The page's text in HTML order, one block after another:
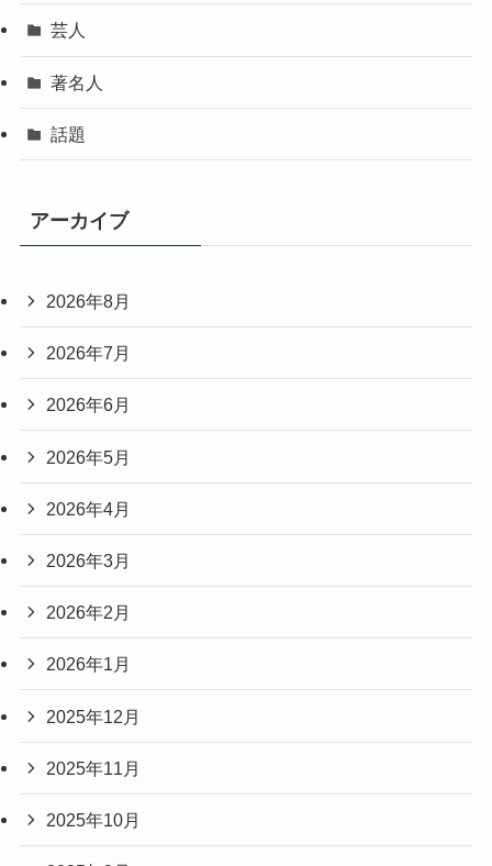
芸人
著名人
話題
アーカイブ
2026年8月
2026年7月
2026年6月
2026年5月
2026年4月
2026年3月
2026年2月
2026年1月
2025年12月
2025年11月
2025年10月